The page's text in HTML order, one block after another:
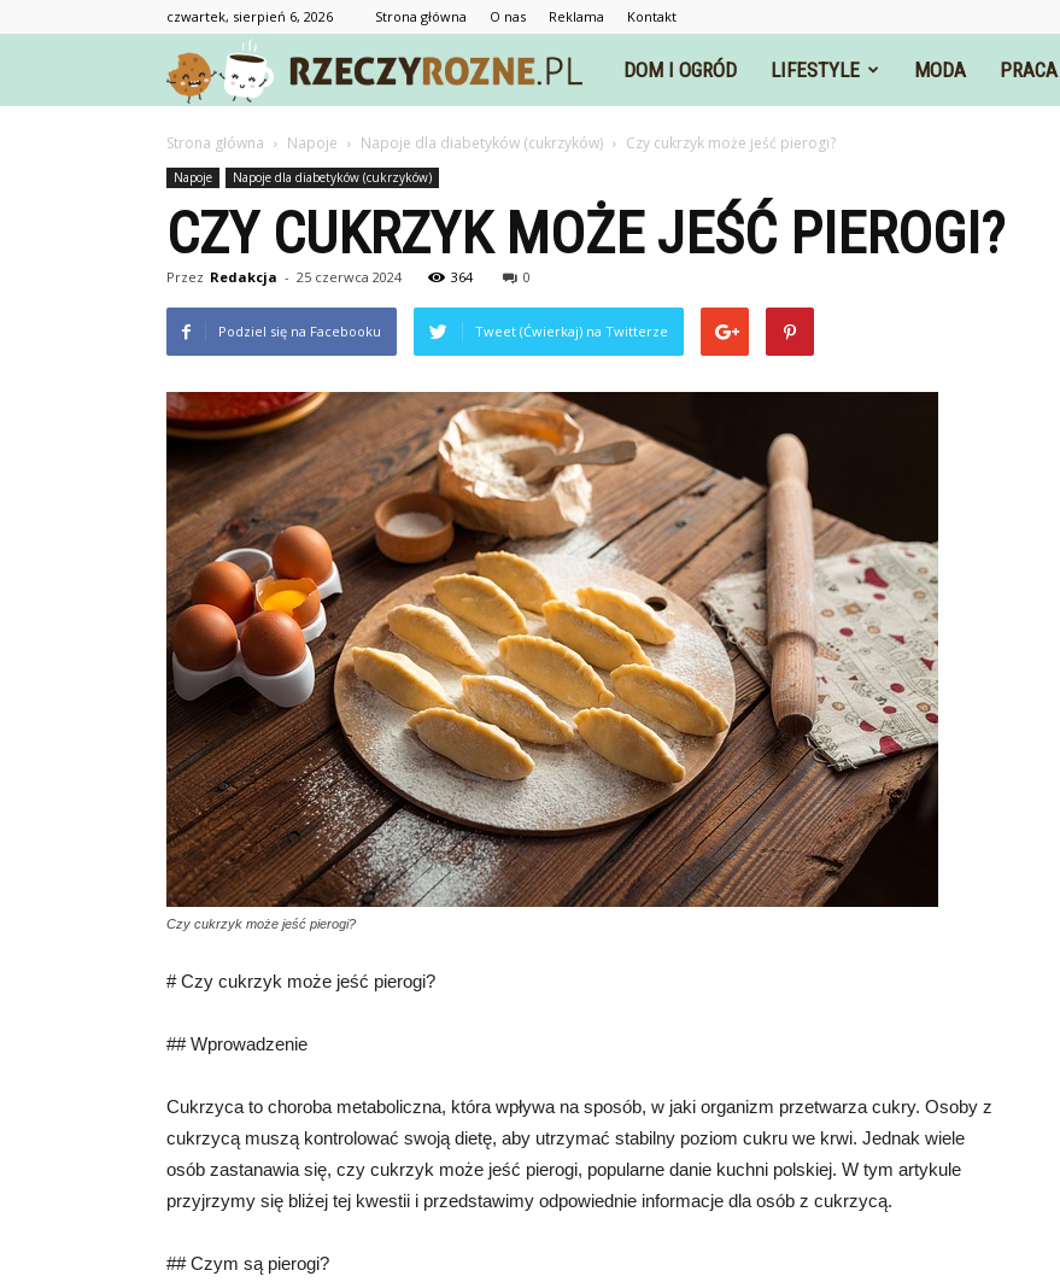
czwartek, sierpień 6, 2026 Strona główna O nas Reklama Kontakt
rzeczyrozne.pl
DOM I OGRÓD LIFESTYLE MODA PRACA
Strona główna Napoje Napoje dla diabetyków (cukrzyków) Czy cukrzyk może jeść pierogi?
Napoje Napoje dla diabetyków (cukrzyków)
CZY CUKRZYK MOŻE JEŚĆ PIEROGI?
Przez Redakcja - 25 czerwca 2024 364 0
Podziel się na Facebooku Tweet (Ćwierkaj) na Twitterze
Czy cukrzyk może jeść pierogi?
# Czy cukrzyk może jeść pierogi?
## Wprowadzenie
Cukrzyca to choroba metaboliczna, która wpływa na sposób, w jaki organizm przetwarza cukry. Osoby z
cukrzycą muszą kontrolować swoją dietę, aby utrzymać stabilny poziom cukru we krwi. Jednak wiele
osób zastanawia się, czy cukrzyk może jeść pierogi, popularne danie kuchni polskiej. W tym artykule
przyjrzymy się bliżej tej kwestii i przedstawimy odpowiednie informacje dla osób z cukrzycą.
## Czym są pierogi?